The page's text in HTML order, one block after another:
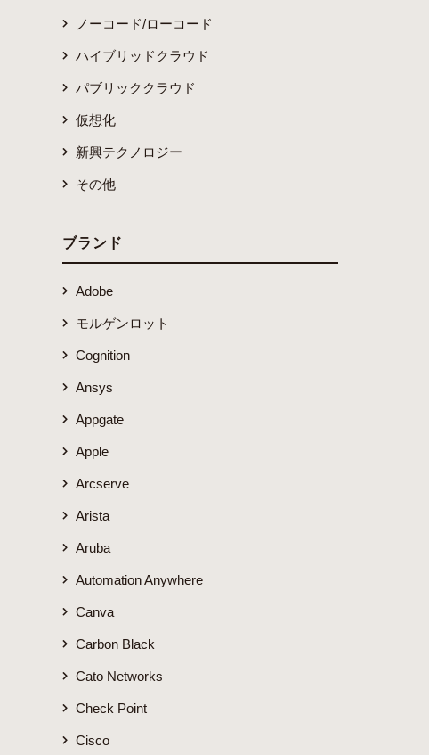
ノーコード/ローコード
ハイブリッドクラウド
パブリッククラウド
仮想化
新興テクノロジー
その他
ブランド
Adobe
モルゲンロット
Cognition
Ansys
Appgate
Apple
Arcserve
Arista
Aruba
Automation Anywhere
Canva
Carbon Black
Cato Networks
Check Point
Cisco